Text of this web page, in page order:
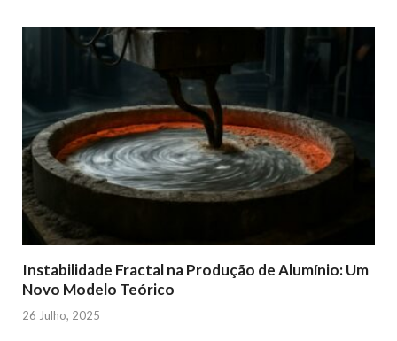
Instabilidade Fractal na Produção de Alumínio: Um
Novo Modelo Teórico
26 Julho, 2025